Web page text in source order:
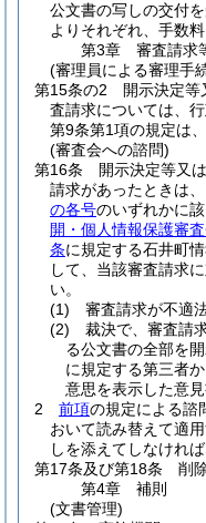
公文書の写しの交付
よりそれぞれ、手数
第3章
審査請求
(審理員による審理手
第15条の2
開示決定等
査請求については、
第9条第1項の規定は
(審査会への諮問)
第16条
開示決定等又
請求があったときは
の各号のいずれかに
開・個人情報保護審
条に規定する石井町
して、当該審査請求
い。
(1)
審査請求が不適
(2)
裁決で、審査請
る公文書の全部を
に規定する第三者
意思を表示した意
2
前項の規定による諮
おいて読み替えて適
しを添えてしなければ
第17条及び第18条
削
第4章
補則
(文書管理)